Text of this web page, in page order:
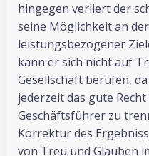
hingegen verliert der
seine Möglichkeit an
leistungsbezogener
kann er sich nicht auf
Gesellschaft berufen,
jederzeit das gute
Geschäftsführer zu
Korrektur des
von Treu und Glauben